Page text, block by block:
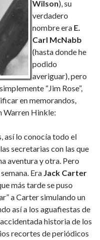
Wilson), su
verdadero
nombre era E.
Carl McNabb
(hasta donde he
podido
averiguar), pero
“Jim Rose”,
en memorandos,
Warren Hinkle:
así lo conocía todo el
secretarias con las que
aventura y otra. Pero
Era Jack Carter
más tarde se puso
a Carter simulando un
así a los aguafiestas de
historia de los
recortes de periódicos